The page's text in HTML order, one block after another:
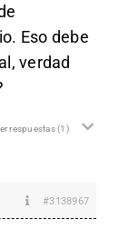
Eso debe
verdad
respuestas(1)
#3138967